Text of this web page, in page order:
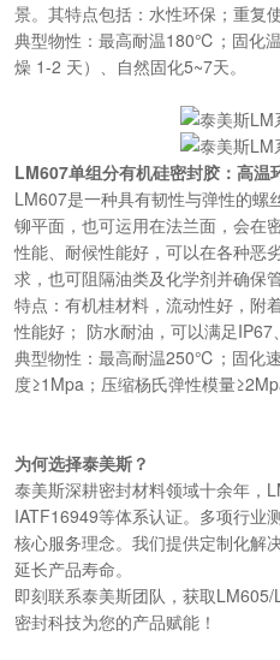
景。其特点包括：水性环保；重复
典型物性：最高耐温180℃；固化
燥 1-2 天）、自然固化5~7天。
LM607单组分有机硅密封胶：高温
LM607是一种具有韧性与弹性的螺
铆平面，也可运用在法兰面，会在
性能、耐候性能好，可以在各种恶
求，也可阻隔油类及化学剂并确保
特点：有机桂材料，流动性好，附
性能好； 防水耐油，可以满足IP67
典型物性：最高耐温250℃；固化
度≥1Mpa；压缩杨氏弹性模量
为何选择泰美斯？
泰美斯深耕密封材料领域十余年，
IATF16949等体系认证。多项行业
核心服务理念。我们提供定制化解
延长产品寿命。
即刻联系泰美斯团队，获取
密封科技为您的产品赋能！